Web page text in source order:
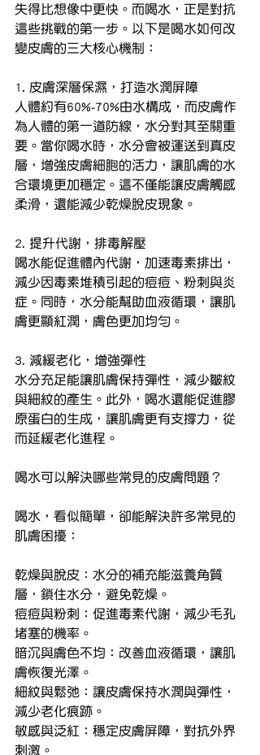
失得比想像中更快。而喝水，正是對抗
這些挑戰的第一步。以下是喝水如何改
變皮膚的三大核心機制：
1. 皮膚深層保濕，打造水潤屏障
人體約有60%-70%由水構成，而皮膚作
為人體的第一道防線，水分對其至關重
要。當你喝水時，水分會被運送到真皮
層，增強皮膚細胞的活力，讓肌膚的水
合環境更加穩定。這不僅能讓皮膚觸感
柔滑，還能減少乾燥脫皮現象。
2. 提升代謝，排毒解壓
喝水能促進體內代謝，加速毒素排出，
減少因毒素堆積引起的痘痘、粉刺與炎
症。同時，水分能幫助血液循環，讓肌
膚更顯紅潤，膚色更加均勻。
3. 減緩老化，增強彈性
水分充足能讓肌膚保持彈性，減少皺紋
與細紋的產生。此外，喝水還能促進膠
原蛋白的生成，讓肌膚更有支撐力，從
而延緩老化進程。
喝水可以解決哪些常見的皮膚問題？
喝水，看似簡單，卻能解決許多常見的
肌膚困擾：
乾燥與脫皮：水分的補充能滋養角質
層，鎖住水分，避免乾燥。
痘痘與粉刺：促進毒素代謝，減少毛孔
堵塞的機率。
暗沉與膚色不均：改善血液循環，讓肌
膚恢復光澤。
細紋與鬆弛：讓皮膚保持水潤與彈性，
減少老化痕跡。
敏感與泛紅：穩定皮膚屏障，對抗外界
刺激。